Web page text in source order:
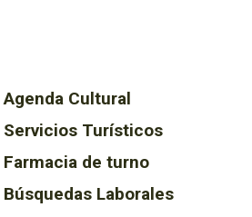
Agenda Cultural
Servicios Turísticos
Farmacia de turno
Búsquedas Laborales